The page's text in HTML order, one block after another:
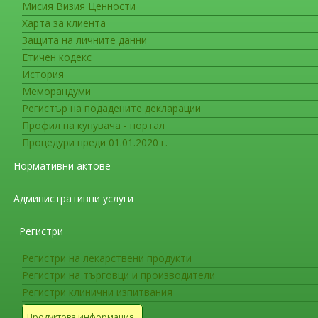
Мисия Визия Ценности
Харта за клиента
Защита на личните данни
Етичен кодекс
История
Меморандуми
Регистър на подадените декларации
Профил на купувача - портал
Процедури преди 01.01.2020 г.
Нормативни актове
Административни услуги
Регистри
Регистри на лекарствени продукти
Регистри на търговци и производители
Регистри клинични изпитвания
Нови лекарствени продукти препоръчани
Austedo (deutetrabenazine)
възрастни.
Тардивната дискинезия е се
предизвиква от продължителна употреба на
антипсихотични лекарства.
Deutetrabenazine е деутериран вариант на
Imreplys (sargramostim)
за лечение на пациенти във всяка възраст,
подсиндром на остър радиационен синдром